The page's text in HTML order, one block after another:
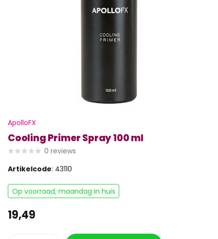
ApolloFX
Cooling Primer Spray 100 ml
0 reviews
Artikelcode: 43110
Op voorraad, maandag in huis
19,49